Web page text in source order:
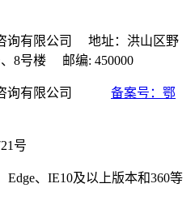
询有限公司 地址：洪山区野
、8号楼 邮编: 450000
咨询有限公司 备案号：鄂
号
Edge、IE10及以上版本和360等